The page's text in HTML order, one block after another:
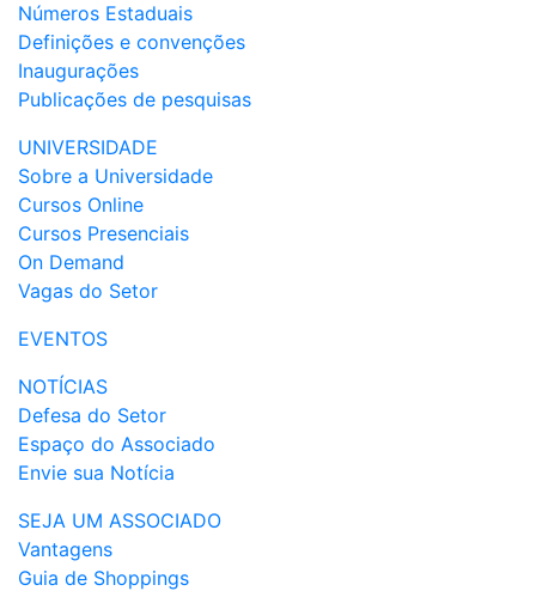
Números Estaduais
Definições e convenções
Inaugurações
Publicações de pesquisas
UNIVERSIDADE
Sobre a Universidade
Cursos Online
Cursos Presenciais
On Demand
Vagas do Setor
EVENTOS
NOTÍCIAS
Defesa do Setor
Espaço do Associado
Envie sua Notícia
SEJA UM ASSOCIADO
Vantagens
Guia de Shoppings